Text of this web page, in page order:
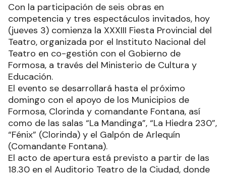
Con la participación de seis obras en
competencia y tres espectáculos invitados, hoy
(jueves 3) comienza la XXXIII Fiesta Provincial del
Teatro, organizada por el Instituto Nacional del
Teatro en co-gestión con el Gobierno de
Formosa, a través del Ministerio de Cultura y
Educación.
El evento se desarrollará hasta el próximo
domingo con el apoyo de los Municipios de
Formosa, Clorinda y comandante Fontana, así
como de las salas “La Mandinga”, “La Hiedra 230”,
“Fénix” (Clorinda) y el Galpón de Arlequín
(Comandante Fontana).
El acto de apertura está previsto a partir de las
18.30 en el Auditorio Teatro de la Ciudad, donde